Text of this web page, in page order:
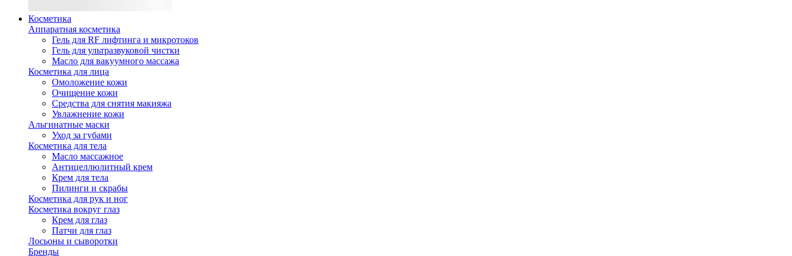
Косметика
Аппаратная косметика
Гель для RF лифтинга и микротоков
Гель для ультразвуковой чистки
Масло для вакуумного массажа
Косметика для лица
Омоложение кожи
Очищение кожи
Средства для снятия макияжа
Увлажнение кожи
Альгинатные маски
Уход за губами
Косметика для тела
Масло массажное
Антицеллюлитный крем
Крем для тела
Пилинги и скрабы
Косметика для рук и ног
Косметика вокруг глаз
Крем для глаз
Патчи для глаз
Лосьоны и сыворотки
Бренды